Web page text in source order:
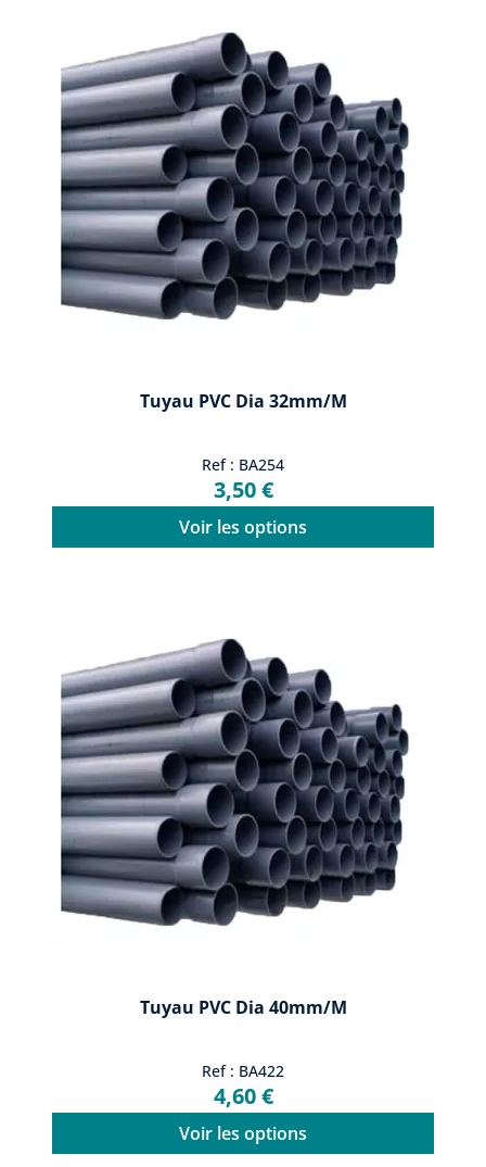
Tuyau PVC Dia 32mm/m
Ref : BA254
3,50 €
Voir les options
Tuyau PVC Dia 40mm/m
Ref : BA422
4,60 €
Voir les options